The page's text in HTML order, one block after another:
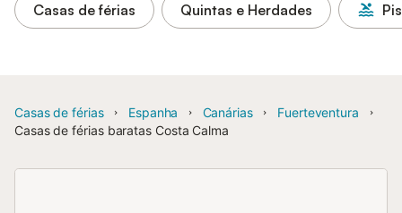
Casas de férias Quintas e Herdades
Casas de férias Espanha Canárias
Fuerteventura
Casas de férias baratas Costa Calma